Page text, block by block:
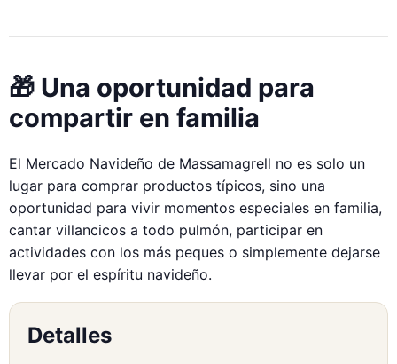
🎁 Una oportunidad para
compartir en familia
El Mercado Navideño de Massamagrell no es solo un
lugar para comprar productos típicos, sino una
oportunidad para vivir momentos especiales en familia,
cantar villancicos a todo pulmón, participar en
actividades con los más peques o simplemente dejarse
llevar por el espíritu navideño.
Detalles